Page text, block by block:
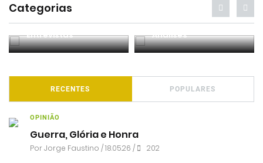
Categorias
Entrevistas Análises
RECENTES POPULARES
OPINIÃO
Guerra, Glória e Honra
PorJorge Faustino / 18.05.26 / 202